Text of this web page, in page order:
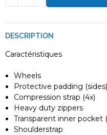
DESCRIPTION
Caractéristiques
Wheels
Protective padding (sides)
Compression strap (4x)
Heavy duty zippers
Transparent inner pocket
Shoulderstrap